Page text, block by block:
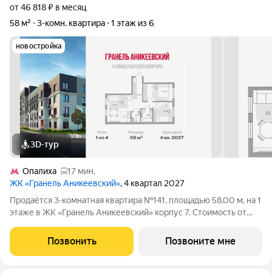
от 46 818 ₽ в месяц
58 м²
3-комн. квартира 1 этаж из 6
новостройка
3D-тур
Опалиха
17 мин.
ЖК «Гранель Аникеевский», 4 квартал 2027
Продаётся 3-комнатная квартира №141, площадью 58,00 м, на 1
этаже в ЖК «Гранель Аникеевский» корпус 7. Стоимость от
окна во двор. Проект расположился в экологически чистом
районе Подмосковья
Позвонить Позвоните мне